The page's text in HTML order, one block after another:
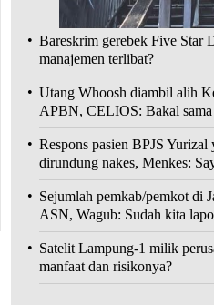
• Bareskrim gerebek Five Star
manajemen terlibat?
• Utang Whoosh diambil alih
APBN, CELIOS: Bakal sama
• Respons pasien BPJS
dirundung nakes, Menkes:
• Sejumlah pemkab/pemkot di
ASN, Wagub: Sudah kita
• Satelit Lampung-1 milik
manfaat dan risikonya?